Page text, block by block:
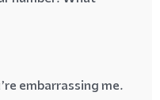
.Barney
embarrassing me